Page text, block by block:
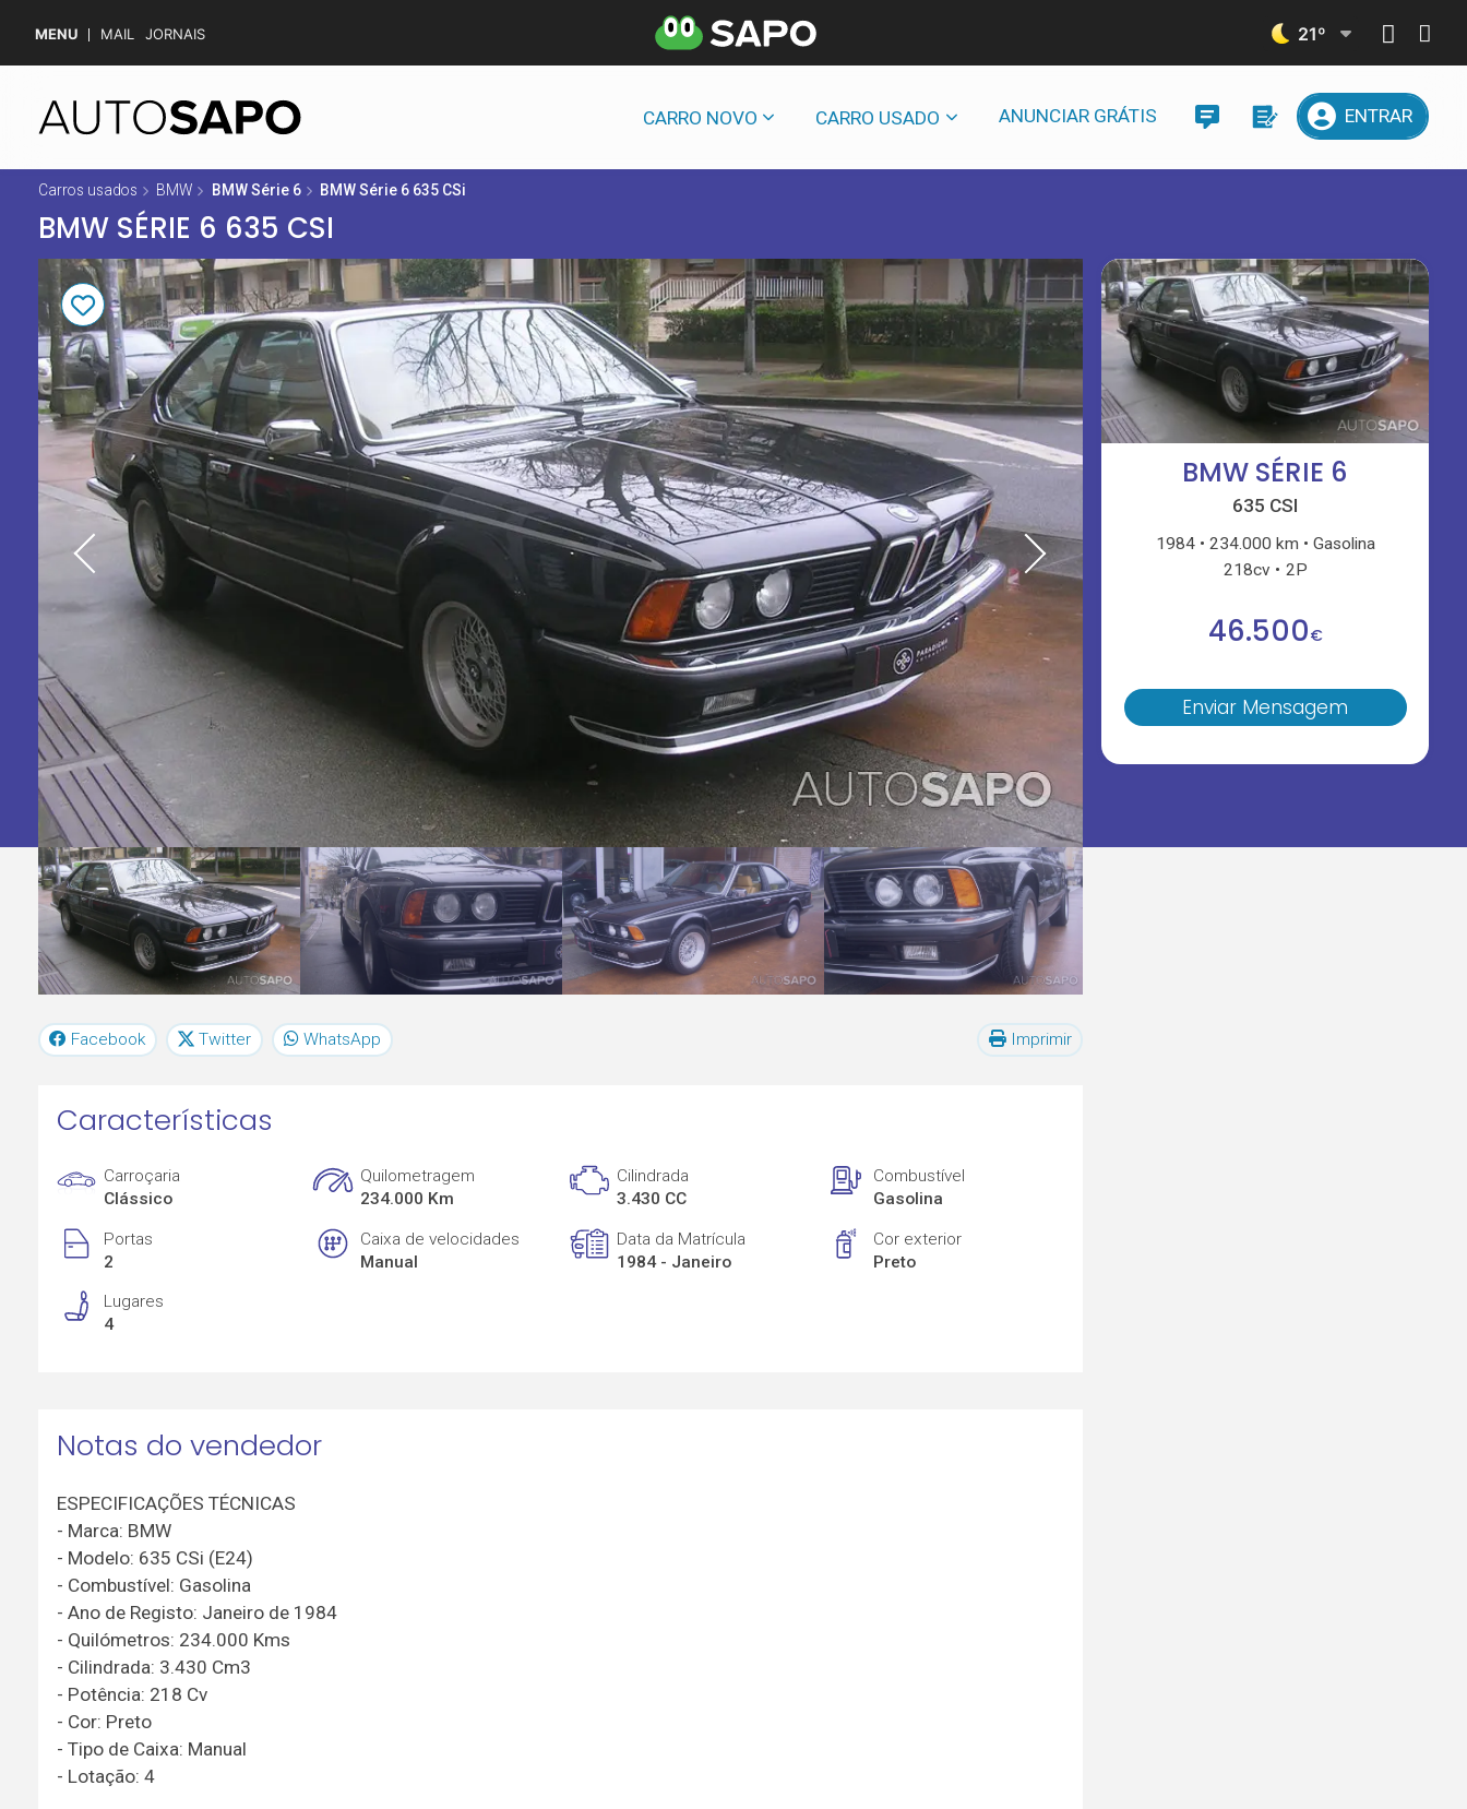
MENU MAIL JORNAIS 21º
CARRO NOVO CARRO USADO ANUNCIAR GRÁTIS ENTRAR
Carros usados BMW BMW Série 6 BMW Série 6 635 CSi
BMW SÉRIE 6 635 CSI
BMW SÉRIE 6
635 CSI
1984 234.000 km
Gasolina
218cv
2P
46.500€
Enviar Mensagem
Facebook Twitter WhatsApp Imprimir
Características
Carroçaria
Clássico
Quilometragem
234.000 Km
Cilindrada
3.430 CC
Combustível
Gasolina
Portas
2
Caixa de velocidades
Manual
Data da Matrícula
1984 - Janeiro
Cor exterior
Preto
Lugares
4
Notas do vendedor
ESPECIFICAÇÕES TÉCNICAS
- Marca: BMW
- Modelo: 635 CSi (E24)
- Combustível: Gasolina
- Ano de Registo: Janeiro de 1984
- Quilómetros: 234.000 Kms
- Cilindrada: 3.430 Cm3
- Potência: 218 Cv
- Cor: Preto
- Tipo de Caixa: Manual
- Lotação: 4